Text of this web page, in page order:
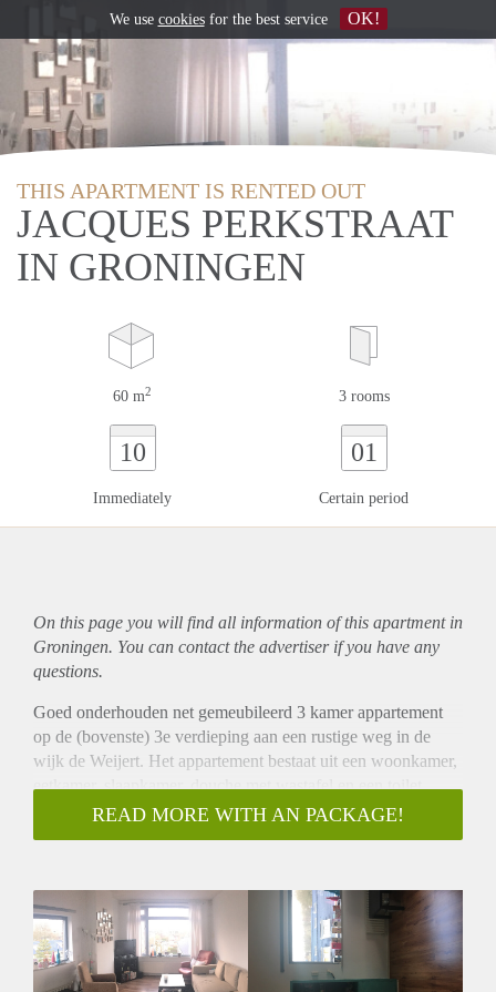
THIS APARTMENT IS RENTED OUT
JACQUES PERKSTRAAT
IN GRONINGEN
60 m2 3 rooms
10
Immediately
01
Certain period
On this page you will find all information of this apartmentin
Groningen. You can contact the advertiser if you have any
questions.
Goed onderhouden net gemeubileerd 3 kamer appartement
op de (bovenste) 3e verdieping aan een rustige weg in de
wijk de Weijert. Het appartement bestaat uit een woonkamer,
eetkamer, slaapkamer, douche met wastafel en een toilet.
Daarnaast beschikt de woning over een balkon aan de
voorzijde(grenzend aan de keuken) en een balkon aan de
Huurtoeslag mogelijk!
Specials ruimtes
Woonkamer: Inbouwkast voor bergruimte, flatscreen tv, xbox
Eetkamer: Inbouwkast voor bergruimte.
READ MORE WITH AN PACKAGE!
We use cookiesfor the best service OK!